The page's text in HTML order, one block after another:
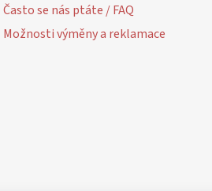
Často se nás ptáte / FAQ
Možnosti výměny a reklamace